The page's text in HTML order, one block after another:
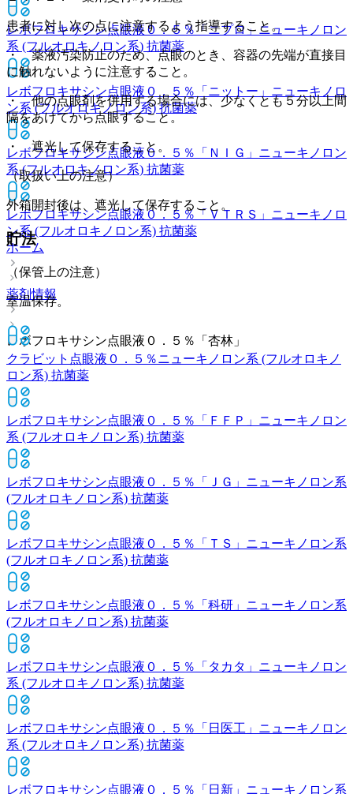
レボフロキサシン点眼液０．５％「ニプロ」 ニューキノロン
系 (フルオロキノロン系) 抗菌薬
レボフロキサシン点眼液０．５％「ニットー」 ニューキノロ
ン系 (フルオロキノロン系) 抗菌薬
レボフロキサシン点眼液０．５％「ＮＩＧ」 ニューキノロン
系 (フルオロキノロン系) 抗菌薬
レボフロキサシン点眼液０．５％「ＶＴＲＳ」 ニューキノロ
ン系 (フルオロキノロン系) 抗菌薬
ホーム
薬剤情報
レボフロキサシン点眼液０．５％「杏林」
患者に対し次の点に注意するよう指導すること。
・ 薬液汚染防止のため、点眼のとき、容器の先端が直接目
に触れないように注意すること。
・ 他の点眼剤を併用する場合には、少なくとも５分以上間
隔をあけてから点眼すること。
・ 遮光して保存すること。
（取扱い上の注意）
外箱開封後は、遮光して保存すること。
貯法
（保管上の注意）
室温保存。
クラビット点眼液０．５％ニューキノロン系 (フルオロキノ
ロン系) 抗菌薬
レボフロキサシン点眼液０．５％「ＦＦＰ」 ニューキノロン
系 (フルオロキノロン系) 抗菌薬
レボフロキサシン点眼液０．５％「ＪＧ」 ニューキノロン系
(フルオロキノロン系) 抗菌薬
レボフロキサシン点眼液０．５％「ＴＳ」 ニューキノロン系
(フルオロキノロン系) 抗菌薬
レボフロキサシン点眼液０．５％「科研」 ニューキノロン系
(フルオロキノロン系) 抗菌薬
レボフロキサシン点眼液０．５％「タカタ」 ニューキノロン
系 (フルオロキノロン系) 抗菌薬
レボフロキサシン点眼液０．５％「日医工」 ニューキノロン
系 (フルオロキノロン系) 抗菌薬
レボフロキサシン点眼液０．５％「日新」 ニューキノロン系